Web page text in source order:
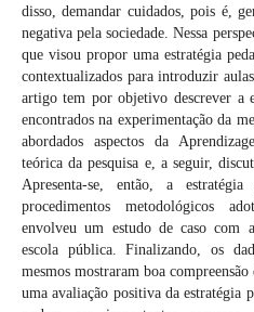
disso, demandar cuidados, pois é,
negativa pela sociedade. Nessa
que visou propor uma estratégia
contextualizados para introduzir
artigo tem por objetivo descrever a
encontrados na experimentação da
abordados aspectos da
teórica da pesquisa e, a seguir,
Apresenta-se, então, a
procedimentos metodológicos
envolveu um estudo de caso com
escola pública. Finalizando, os
mesmos mostraram boa
uma avaliação positiva da estratégia